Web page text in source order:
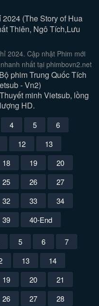
(The Story of Hua
Thiên, Ngô Tích,Lưu
2024. Cập nhật Phim mới
nhất tại phimbovn2.net
phim Trung Quốc Tích
- Vn2)
minh Vietsub, lồng
HD.
4 5
6
12
13
18 19
20
25 26
27
32 33
34
39
40-End
5 6
7
13
14
19 20
21
26 27
28